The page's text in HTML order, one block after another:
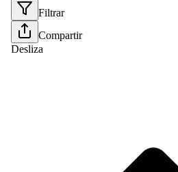
Filtrar
Compartir
Desliza